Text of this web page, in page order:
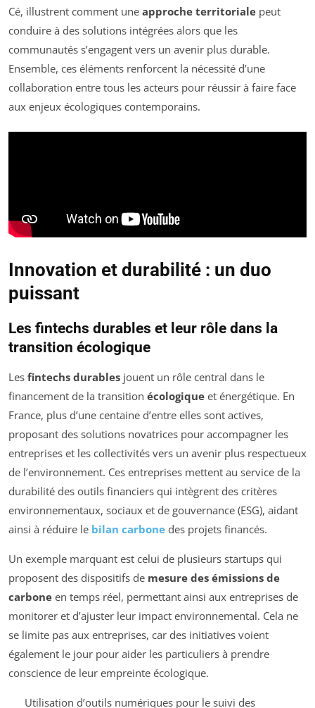
Cé, illustrent comment une approche territoriale peut
conduire à des solutions intégrées alors que les
communautés s’engagent vers un avenir plus durable.
Ensemble, ces éléments renforcent la nécessité d’une
collaboration entre tous les acteurs pour réussir à faire face
aux enjeux écologiques contemporains.
Innovation et durabilité : un duo
puissant
Les fintechs durables et leur rôle dans la
transition écologique
Les fintechs durables jouent un rôle central dans le
financement de la transition écologique et énergétique. En
France, plus d’une centaine d’entre elles sont actives,
proposant des solutions novatrices pour accompagner les
entreprises et les collectivités vers un avenir plus respectueux
de l’environnement. Ces entreprises mettent au service de la
durabilité des outils financiers qui intègrent des critères
environnementaux, sociaux et de gouvernance (ESG), aidant
ainsi à réduire le bilan carbone des projets financés.
Un exemple marquant est celui de plusieurs startups qui
proposent des dispositifs de mesure des émissions de
carbone en temps réel, permettant ainsi aux entreprises de
monitorer et d’ajuster leur impact environnemental. Cela ne
se limite pas aux entreprises, car des initiatives voient
également le jour pour aider les particuliers à prendre
conscience de leur empreinte écologique.
Utilisation d’outils numériques pour le suivi des